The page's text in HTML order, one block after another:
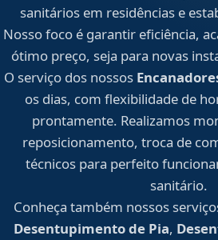
sanitários em residências e
Nosso foco é garantir eficiência,
ótimo preço, seja para novas
O serviço dos nossos
os dias, com flexibilidade de
prontamente. Realizamos
reposicionamento, troca de
técnicos para perfeito
sanitário.
Conheça também nossos
Desentupimento de Pia,